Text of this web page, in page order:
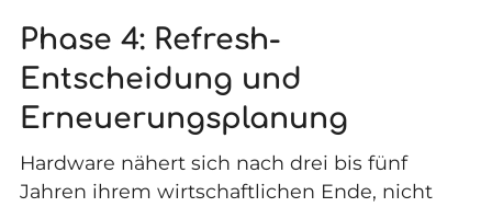
Phase 4: Refresh-
Entscheidung und
Erneuerungsplanung
Hardware nähert sich nach drei bis fünf
Jahren ihrem wirtschaftlichen Ende, nicht